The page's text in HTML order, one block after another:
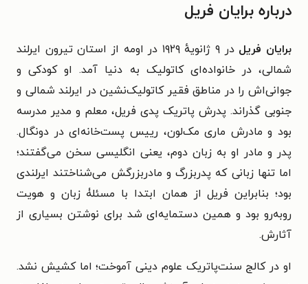
درباره برایان فریل
برایان فریل
در ۹ ژانویهٔ ۱۹۲۹ در اومه از استان تیرون ایرلند
شمالی، در خانواده‌ای کاتولیک به دنیا آمد. او کودکی و
جوانی‌اش را در مناطق فقیر کاتولیک‌نشین در ایرلند شمالی و
جنوبی گذراند. پدرش پاتریک پدی فریل، معلم و مدیر مدرسه
بود و مادرش ماری مک‌لون، رییس پست‌خانه‌ای در دونگال.
پدر و مادر او به زبان دوم، یعنی انگلیسی سخن می‌گفتند؛
اما تنها زبانی که پدربزرگ و مادربزرگش می‌شناختند ایرلندی
بود؛ بنابراین فریل از همان ابتدا با مسئلۀ زبان و هویت
روبه‌رو بود و همین دستمایه‌ای شد برای نوشتن بسیاری از
آثارش.
او در کالج سنت‌پاتریک علوم دینی آموخت؛ اما کشیش نشد.